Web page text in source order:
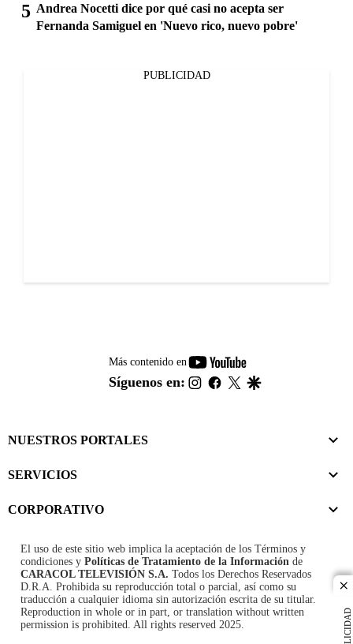
Andrea Nocetti dice por qué casi no acepta ser
Fernanda Samiguel en 'Nuevo rico, nuevo pobre'
PUBLICIDAD
Más contenido en
youtube-
footer
Síguenos en: instagram
facebook
twitter
NUESTROS PORTALES
SERVICIOS
CORPORATIVO
El uso de este sitio web implica la aceptación de los Términos y
condiciones y Políticas de Tratamiento de la Información de
CARACOL TELEVISIÓN S.A. Todos los Derechos Reservados
D.R.A. Prohibida su reproducción total o parcial, así como su
traducción a cualquier idioma sin autorización escrita de su titular.
Reproduction in whole or in part, or translation without written
permission is prohibited. All rights reserved 2025.